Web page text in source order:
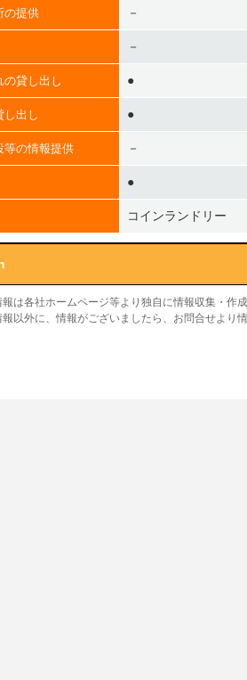
の提供 －
－
の貸し出し ●
し出し ●
等の情報提供 －
●
コインランドリー
は各社ホームページ等より独自に情報収集・作
以外に、情報がございましたら、お問合せより